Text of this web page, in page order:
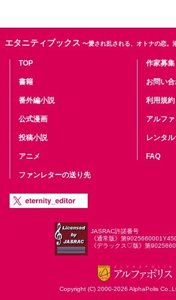
エタニティブックス 〜愛され乱される、オトナの恋。
TOP
書籍
番外編小説
公式漫画
投稿小説
アニメ
ファンレターの送り先
作家募集
お問い
利用規約
アルフ
レンタ
FAQ
JASRAC許諾番号
《通常版》第
《デラックス♡版》第
Copyright (C) 2000-2026 AlphaPolis